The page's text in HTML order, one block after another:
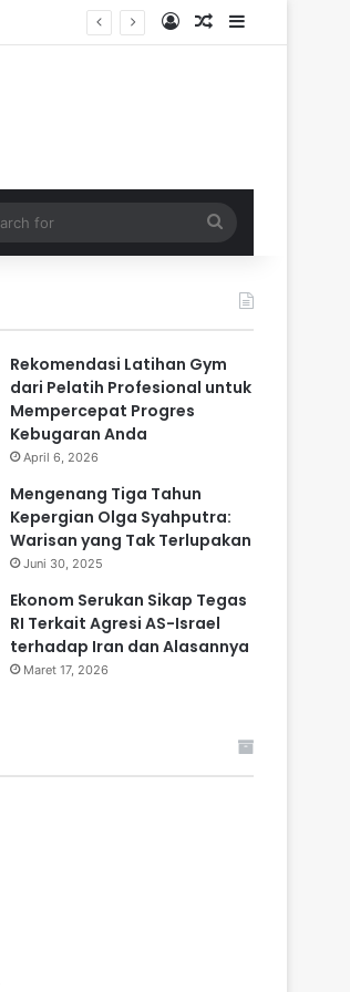
Log InRandom Article
Sidebar
for
Rekomendasi Latihan Gym
dari Pelatih Profesional untuk
Mempercepat Progres
Kebugaran Anda
April 6, 2026
Mengenang Tiga Tahun
Kepergian Olga Syahputra:
Warisan yang Tak Terlupakan
Juni 30, 2025
Ekonom Serukan Sikap Tegas
RI Terkait Agresi AS-Israel
terhadap Iran dan Alasannya
Maret 17, 2026